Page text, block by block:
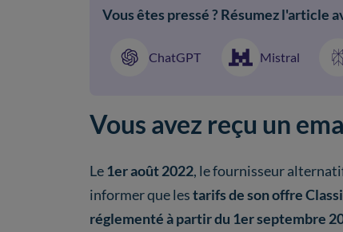
Vous êtes pressé ? Résumez l'article
ChatGPT Mistral
Vous avez reçu un
Le1er août 2022, le fournisseur
informer que lestarifs de son offre
réglementé à partir du 1er septembre